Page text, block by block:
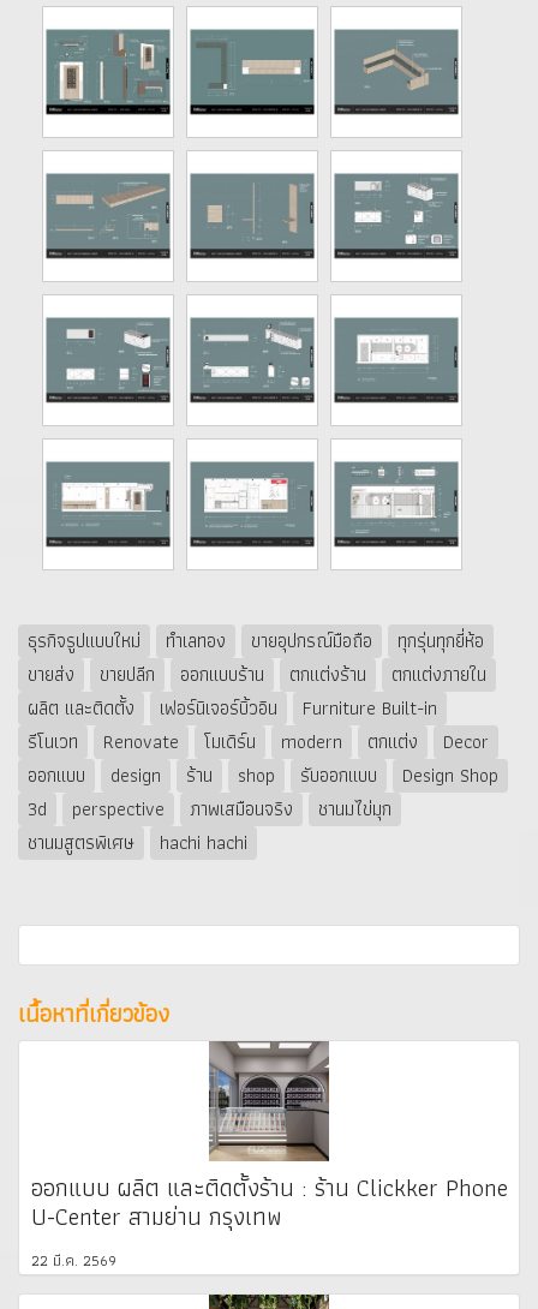
ธุรกิจรูปแบบใหม่ ทำเลทอง ขายอุปกรณ์มือถือ
ทุกรุ่นทุกยี่ห้อ
ขายส่ง
ขายปลีก ออกแบบร้าน ตกแต่งร้าน
ตกแต่งภายใน
ผลิต และติดตั้ง
เฟอร์นิเจอร์บิ้วอิน
Furniture Built-in
รีโนเวท
Renovate โมเดิร์น modern ตกแต่ง
Decor
ออกแบบ
design ร้าน shop รับออกแบบ
Design Shop
3d
perspective ภาพเสมือนจริง
ชานมไข่มุก
ชานมสูตรพิเศษ
hachi hachi
เนื้อหาที่เกี่ยวข้อง
ออกแบบ ผลิต และติดตั้งร้าน : ร้าน Clickker Phone
U-Center สามย่าน กรุงเทพ
22 มี.ค. 2569